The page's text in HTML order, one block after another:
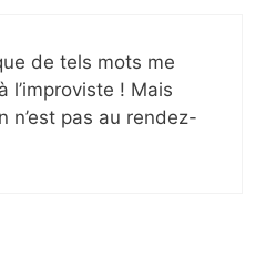
de tels mots me
l’improviste ! Mais
n’est pas au rendez-